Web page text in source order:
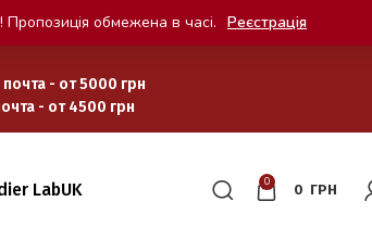
- от 5000 грн
- от 4500 грн
LabUK 0
0 ГРН
обмежена в часі. Реєстрація